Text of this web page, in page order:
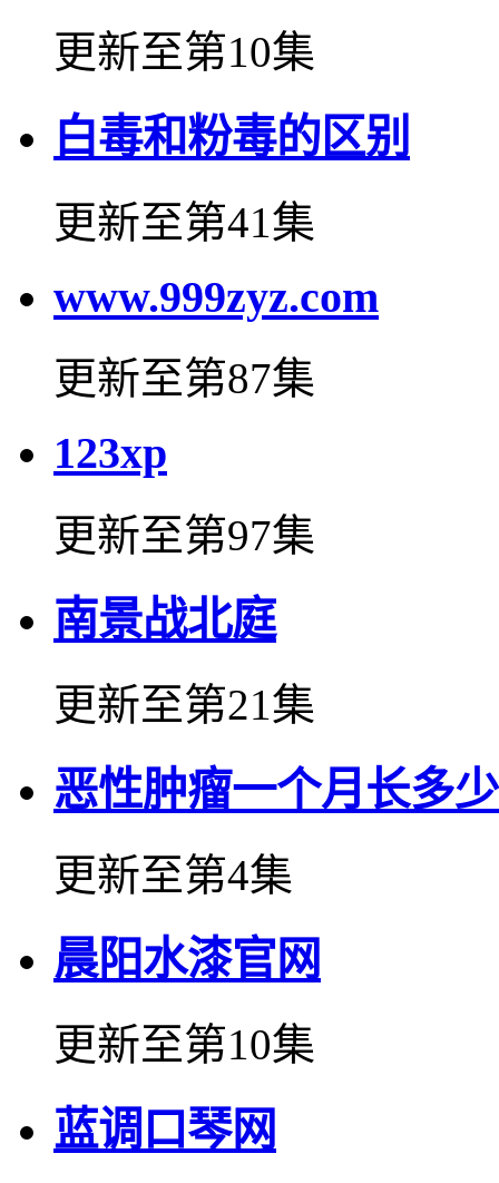
更新至第10集
白毒和粉毒的区别
更新至第41集
www.999zyz.com
更新至第87集
123xp
更新至第97集
南景战北庭
更新至第21集
恶性肿瘤一个月长多少
更新至第4集
晨阳水漆官网
更新至第10集
蓝调口琴网